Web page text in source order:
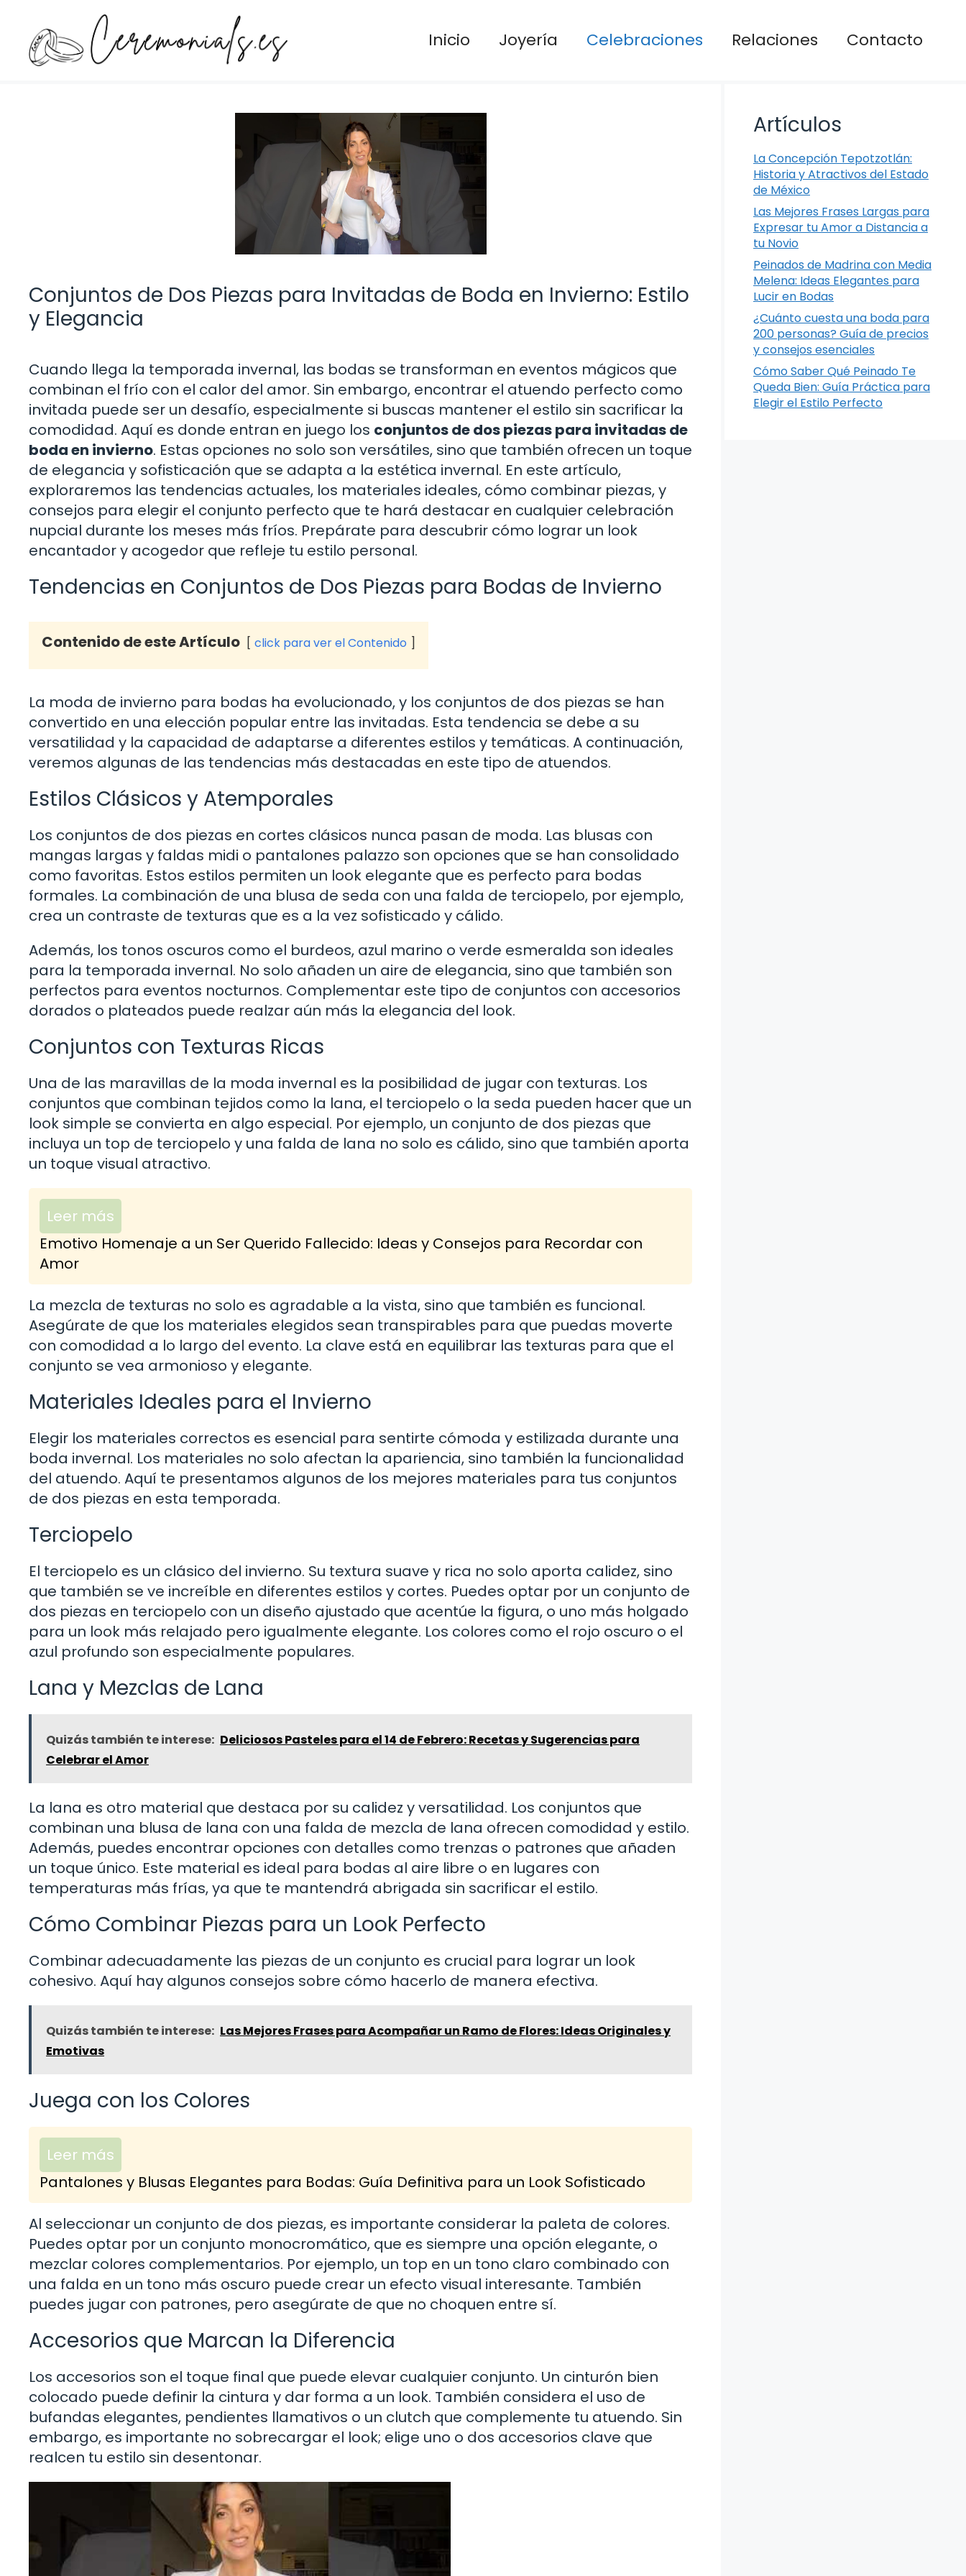
contenido
Inicio Joyería Celebraciones Relaciones Contacto
Conjuntos de Dos Piezas para Invitadas de Boda en Invierno: Estilo
y Elegancia
Cuando llega la temporada invernal, las bodas se transforman en eventos mágicos que
combinan el frío con el calor del amor. Sin embargo, encontrar el atuendo perfecto como
invitada puede ser un desafío, especialmente si buscas mantener el estilo sin sacrificar la
comodidad. Aquí es donde entran en juego los conjuntos de dos piezas para invitadas de
boda en invierno. Estas opciones no solo son versátiles, sino que también ofrecen un toque
de elegancia y sofisticación que se adapta a la estética invernal. En este artículo,
exploraremos las tendencias actuales, los materiales ideales, cómo combinar piezas, y
consejos para elegir el conjunto perfecto que te hará destacar en cualquier celebración
nupcial durante los meses más fríos. Prepárate para descubrir cómo lograr un look
encantador y acogedor que refleje tu estilo personal.
Tendencias en Conjuntos de Dos Piezas para Bodas de Invierno
Contenido de este Artículo click para ver el Contenido
La moda de invierno para bodas ha evolucionado, y los conjuntos de dos piezas se han
convertido en una elección popular entre las invitadas. Esta tendencia se debe a su
versatilidad y la capacidad de adaptarse a diferentes estilos y temáticas. A continuación,
veremos algunas de las tendencias más destacadas en este tipo de atuendos.
Estilos Clásicos y Atemporales
Los conjuntos de dos piezas en cortes clásicos nunca pasan de moda. Las blusas con
mangas largas y faldas midi o pantalones palazzo son opciones que se han consolidado
como favoritas. Estos estilos permiten un look elegante que es perfecto para bodas
formales. La combinación de una blusa de seda con una falda de terciopelo, por ejemplo,
crea un contraste de texturas que es a la vez sofisticado y cálido.
Además, los tonos oscuros como el burdeos, azul marino o verde esmeralda son ideales
para la temporada invernal. No solo añaden un aire de elegancia, sino que también son
perfectos para eventos nocturnos. Complementar este tipo de conjuntos con accesorios
dorados o plateados puede realzar aún más la elegancia del look.
Conjuntos con Texturas Ricas
Una de las maravillas de la moda invernal es la posibilidad de jugar con texturas. Los
conjuntos que combinan tejidos como la lana, el terciopelo o la seda pueden hacer que un
look simple se convierta en algo especial. Por ejemplo, un conjunto de dos piezas que
incluya un top de terciopelo y una falda de lana no solo es cálido, sino que también aporta
un toque visual atractivo.
Leer más
Emotivo Homenaje a un Ser Querido Fallecido: Ideas y Consejos para Recordar con
Amor
La mezcla de texturas no solo es agradable a la vista, sino que también es funcional.
Asegúrate de que los materiales elegidos sean transpirables para que puedas moverte
con comodidad a lo largo del evento. La clave está en equilibrar las texturas para que el
conjunto se vea armonioso y elegante.
Materiales Ideales para el Invierno
Elegir los materiales correctos es esencial para sentirte cómoda y estilizada durante una
boda invernal. Los materiales no solo afectan la apariencia, sino también la funcionalidad
del atuendo. Aquí te presentamos algunos de los mejores materiales para tus conjuntos
de dos piezas en esta temporada.
Terciopelo
El terciopelo es un clásico del invierno. Su textura suave y rica no solo aporta calidez, sino
que también se ve increíble en diferentes estilos y cortes. Puedes optar por un conjunto de
dos piezas en terciopelo con un diseño ajustado que acentúe la figura, o uno más holgado
para un look más relajado pero igualmente elegante. Los colores como el rojo oscuro o el
azul profundo son especialmente populares.
Lana y Mezclas de Lana
Quizás también te interese: Deliciosos Pasteles para el 14 de Febrero: Recetas y Sugerencias para
Celebrar el Amor
La lana es otro material que destaca por su calidez y versatilidad. Los conjuntos que
combinan una blusa de lana con una falda de mezcla de lana ofrecen comodidad y estilo.
Además, puedes encontrar opciones con detalles como trenzas o patrones que añaden
un toque único. Este material es ideal para bodas al aire libre o en lugares con
temperaturas más frías, ya que te mantendrá abrigada sin sacrificar el estilo.
Cómo Combinar Piezas para un Look Perfecto
Combinar adecuadamente las piezas de un conjunto es crucial para lograr un look
cohesivo. Aquí hay algunos consejos sobre cómo hacerlo de manera efectiva.
Quizás también te interese: Las Mejores Frases para Acompañar un Ramo de Flores: Ideas Originales y
Emotivas
Juega con los Colores
Leer más
Pantalones y Blusas Elegantes para Bodas: Guía Definitiva para un Look Sofisticado
Al seleccionar un conjunto de dos piezas, es importante considerar la paleta de colores.
Puedes optar por un conjunto monocromático, que es siempre una opción elegante, o
mezclar colores complementarios. Por ejemplo, un top en un tono claro combinado con
una falda en un tono más oscuro puede crear un efecto visual interesante. También
puedes jugar con patrones, pero asegúrate de que no choquen entre sí.
Accesorios que Marcan la Diferencia
Los accesorios son el toque final que puede elevar cualquier conjunto. Un cinturón bien
colocado puede definir la cintura y dar forma a un look. También considera el uso de
bufandas elegantes, pendientes llamativos o un clutch que complemente tu atuendo. Sin
embargo, es importante no sobrecargar el look; elige uno o dos accesorios clave que
realcen tu estilo sin desentonar.
Artículos
La Concepción Tepotzotlán:
Historia y Atractivos del Estado
de México
Las Mejores Frases Largas para
Expresar tu Amor a Distancia a
tu Novio
Peinados de Madrina con Media
Melena: Ideas Elegantes para
Lucir en Bodas
¿Cuánto cuesta una boda para
200 personas? Guía de precios
y consejos esenciales
Cómo Saber Qué Peinado Te
Queda Bien: Guía Práctica para
Elegir el Estilo Perfecto